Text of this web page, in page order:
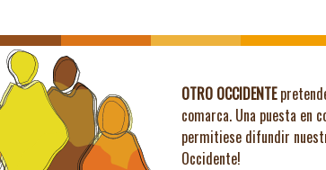
OTRO OCCIDENTE
comarca. Una puesta en
permitiese difundir
Occidente!